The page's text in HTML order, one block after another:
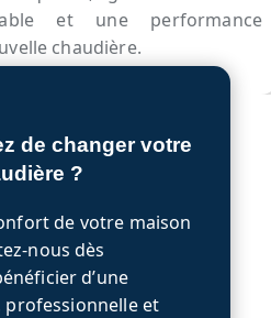
et une performance
chaudière.
de changer votre
?
de votre maison
nous dès
d’une
et